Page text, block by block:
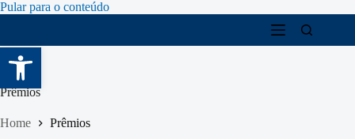
Abrir a barra de ferramentas
Pular para o conteúdo
Prêmios
Home Prêmios